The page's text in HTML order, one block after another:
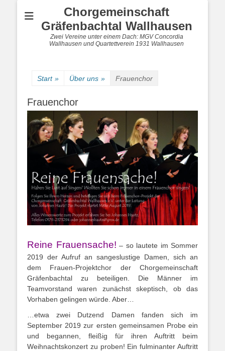
Chorgemeinschaft
Gräfenbachtal Wallhausen
Zwei Vereine unter einem Dach: MGV Concordia
Wallhausen und Quartettverein 1931 Wallhausen
Start » Über uns » Frauenchor
Frauenchor
Reine Frauensache! – so lautete im Sommer
2019 der Aufruf an sangeslustige Damen, sich an
dem Frauen-Projektchor der Chorgemeinschaft
Gräfenbachtal zu beteiligen. Die Männer im
Teamvorstand waren zunächst skeptisch, ob das
Vorhaben gelingen würde. Aber…
…etwa zwei Dutzend Damen fanden sich im
September 2019 zur ersten gemeinsamen Probe ein
und begannen, fleißig für ihren Auftritt beim
Weihnachtskonzert zu proben! Ein fulminanter Auftritt